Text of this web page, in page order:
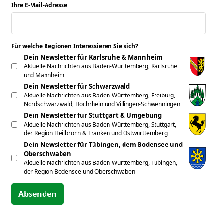
Ihre E-Mail-Adresse
Für welche Regionen Interessieren Sie sich?
Dein Newsletter für Karlsruhe & Mannheim
Aktuelle Nachrichten aus Baden-Württemberg, Karlsruhe
und Mannheim
Dein Newsletter für Schwarzwald
Aktuelle Nachrichten aus Baden-Württemberg, Freiburg,
Nordschwarzwald, Hochrhein und Villingen-Schwenningen
Dein Newsletter für Stuttgart & Umgebung
Aktuelle Nachrichten aus Baden-Württemberg, Stuttgart,
der Region Heilbronn & Franken und Ostwürttemberg
Dein Newsletter für Tübingen, dem Bodensee und
Oberschwaben
Aktuelle Nachrichten aus Baden-Württemberg, Tübingen,
der Region Bodensee und Oberschwaben
Absenden